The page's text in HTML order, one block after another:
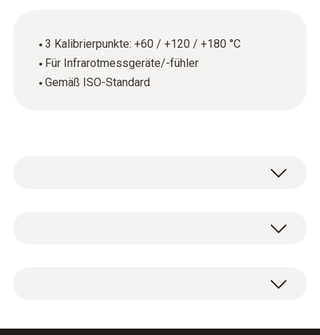
3 Kalibrierpunkte: +60 / +120 / +180 °C
Für Infrarotmessgeräte/-fühler
Gemäß ISO-Standard
ISO-Kalibrierzertifikat Temperatur (Infrarot)